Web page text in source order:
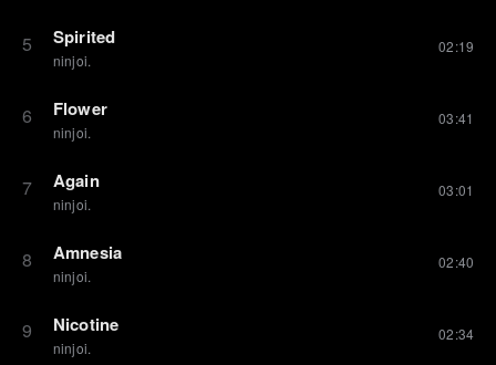
5 Spirited
ninjoi.
02:19
6 Flower
ninjoi.
03:41
7 Again
ninjoi.
03:01
8 Amnesia
ninjoi.
02:40
9 Nicotine
ninjoi.
02:34